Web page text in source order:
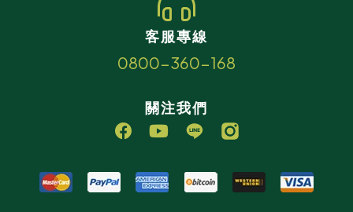
客服專線
0800-360-168
關注我們